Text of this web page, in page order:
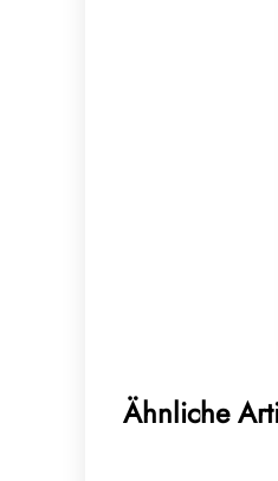
Ähnliche